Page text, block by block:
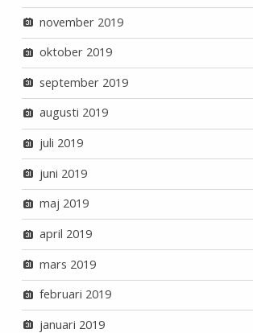
november 2019
oktober 2019
september 2019
augusti 2019
juli 2019
juni 2019
maj 2019
april 2019
mars 2019
februari 2019
januari 2019